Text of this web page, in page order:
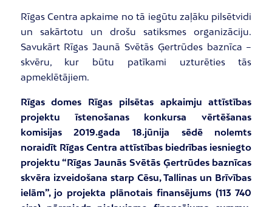
Rīgas Centra apkaime no tā iegūtu zaļāku pilsētvidi
un sakārtotu un drošu satiksmes organizāciju.
Savukārt Rīgas Jaunā Svētās Ģertrūdes baznīca –
skvēru, kur būtu patīkami uzturēties tās
apmeklētājiem.
Rīgas domes Rīgas pilsētas apkaimju attīstības
projektu īstenošanas konkursa vērtēšanas
komisijas 2019.gada 18.jūnija sēdē nolemts
noraidīt Rīgas Centra attīstības biedrības iesniegto
projektu “Rīgas Jaunās Svētās Ģertrūdes baznīcas
skvēra izveidošana starp Cēsu, Tallinas un Brīvības
ielām”, jo projekta plānotais finansējums (113 740